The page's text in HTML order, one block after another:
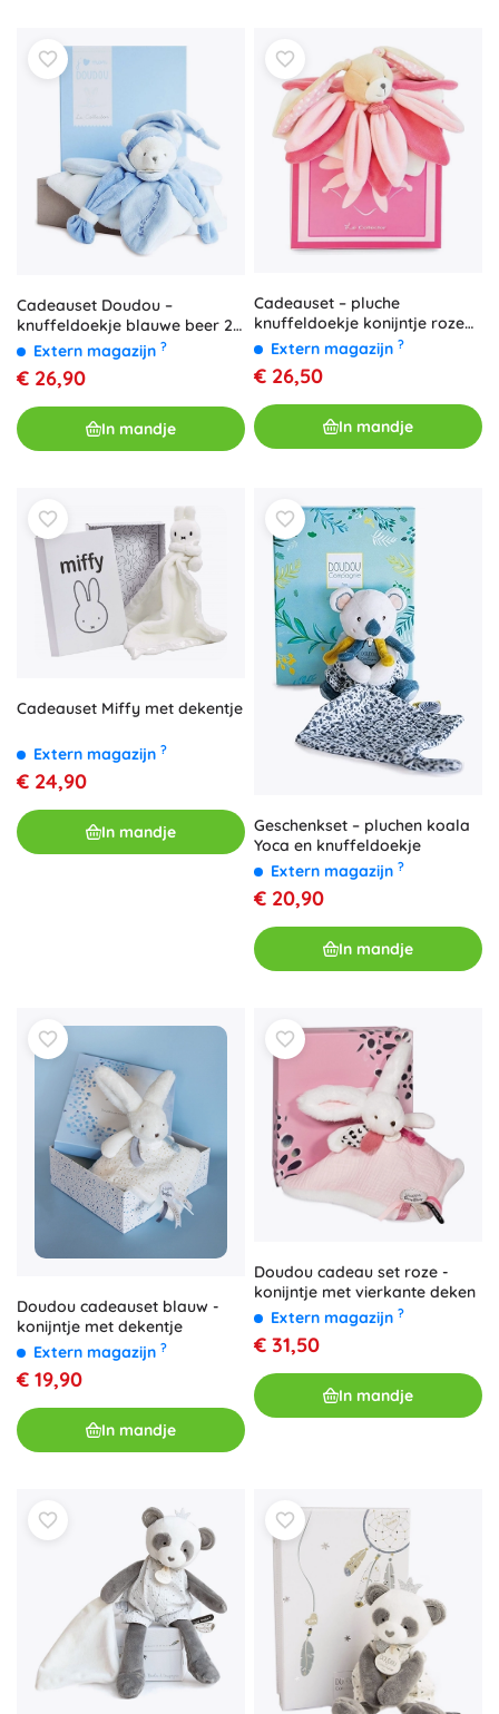
Cadeauset Doudou –
knuffeldoekje blauwe beer 24
cmExtern magazijn ?
€ 26,90
In mandje
Cadeauset – pluche
knuffeldoekje konijntje roze
28 cm
Extern magazijn ?
€ 26,50
In mandje
Cadeauset Miffy met dekentje
Extern magazijn ?
€ 24,90
In mandje
Geschenkset – pluchen koala
Yoca en knuffeldoekje
Extern magazijn ?
€ 20,90
In mandje
Doudou cadeauset blauw -
konijntje met dekentje
Extern magazijn ?
€ 19,90
In mandje
Doudou cadeau set roze -
konijntje met vierkante deken
Extern magazijn ?
€ 31,50
In mandje